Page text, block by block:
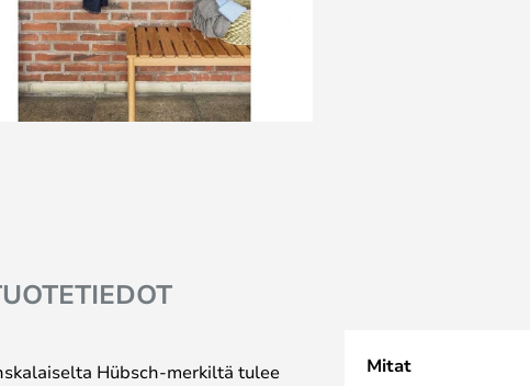
Hübsch-merkiltä tulee
Mitat